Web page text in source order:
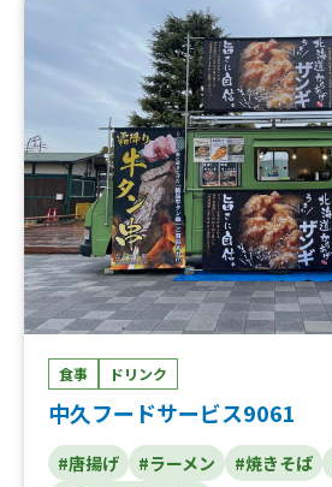
食事 ドリンク
中久フードサービス9061
#唐揚げ #ラーメン #焼きそば